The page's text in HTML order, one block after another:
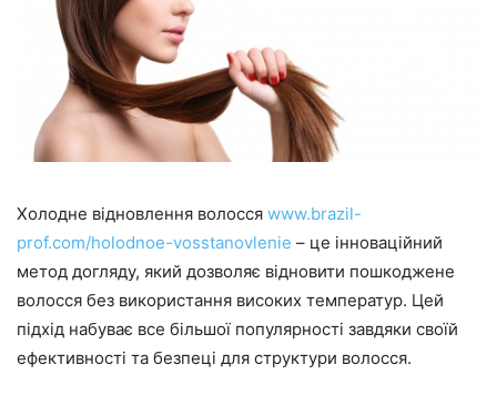
Холодне відновлення волосся www.brazil-
prof.com/holodnoe-vosstanovlenie – це інноваційний
метод догляду, який дозволяє відновити пошкоджене
волосся без використання високих температур. Цей
підхід набуває все більшої популярності завдяки своїй
ефективності та безпеці для структури волосся.